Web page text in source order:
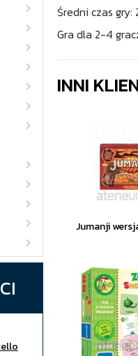
Średni czas gry:
Gra dla 2-4
INNI
Jumanji